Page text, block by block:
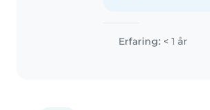
Erfaring: < 1 år